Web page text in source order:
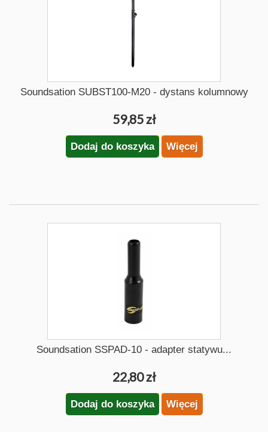
Soundsation SUBST100-M20 - dystans kolumnowy
59,85 zł
Dodaj do koszyka Więcej
Soundsation SSPAD-10 - adapter statywu...
22,80 zł
Dodaj do koszyka Więcej